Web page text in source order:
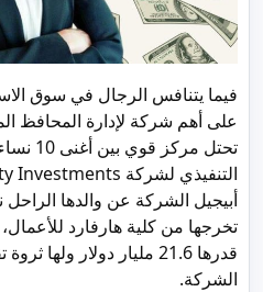
فيما يتنافس الرجال في سوق
على أهم شركة لإدارة المحافظ
تحتل
أبيجيل الشركة عن والدها الراحل
تخرجها من كلية هارفارد
الشركة.